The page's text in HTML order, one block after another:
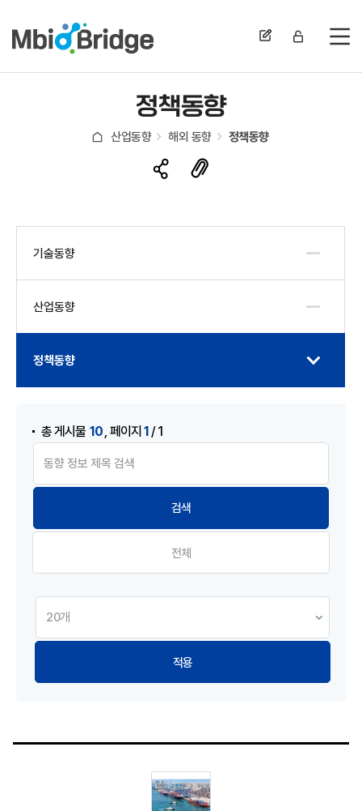
전
정책동향
산업동향 해외 동향 정책동향
기술동향
산업동향
정책동향
총 게시물 10 ,페이지1/ 1
전체
적용